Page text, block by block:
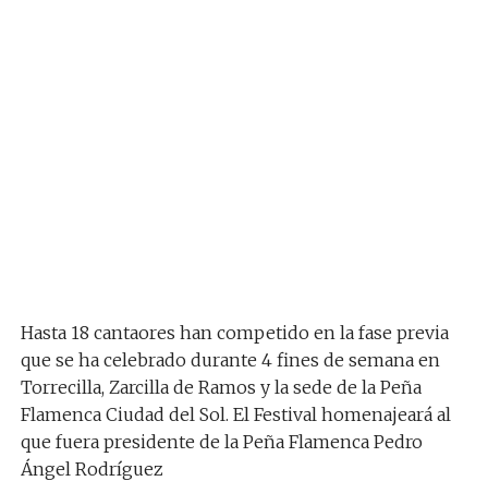
Hasta 18 cantaores han competido en la fase previa
que se ha celebrado durante 4 fines de semana en
Torrecilla, Zarcilla de Ramos y la sede de la Peña
Flamenca Ciudad del Sol. El Festival homenajeará al
que fuera presidente de la Peña Flamenca Pedro
Ángel Rodríguez